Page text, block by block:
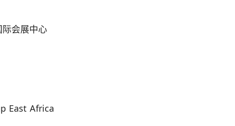
会展中心
East Africa